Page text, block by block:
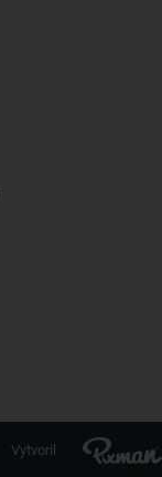
Vytvoril